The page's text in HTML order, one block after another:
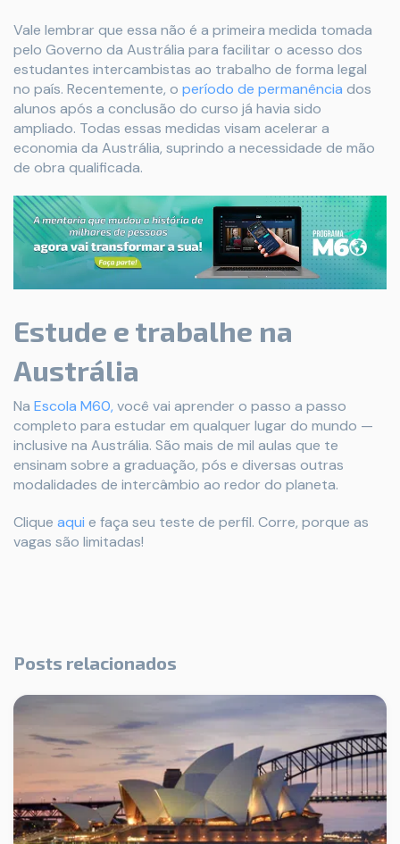
Vale lembrar que essa não é a primeira medida tomada
pelo Governo da Austrália para facilitar o acesso dos
estudantes intercambistas ao trabalho de forma legal
no país. Recentemente, o período de permanência dos
alunos após a conclusão do curso já havia sido
ampliado. Todas essas medidas visam acelerar a
economia da Austrália, suprindo a necessidade de mão
de obra qualificada.
Estude e trabalhe na
Austrália
Na Escola M60,você vai aprender o passo a passo
completo para estudar em qualquer lugar do mundo —
inclusive na Austrália. São mais de mil aulas que te
ensinam sobre a graduação, pós e diversas outras
modalidades de intercâmbio ao redor do planeta.
Clique aqui e faça seu teste de perfil. Corre, porque as
vagas são limitadas!
Posts relacionados